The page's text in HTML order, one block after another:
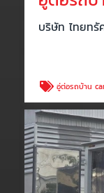
บริษัท ไทยทรั
อู่ต่อรถบ้าน